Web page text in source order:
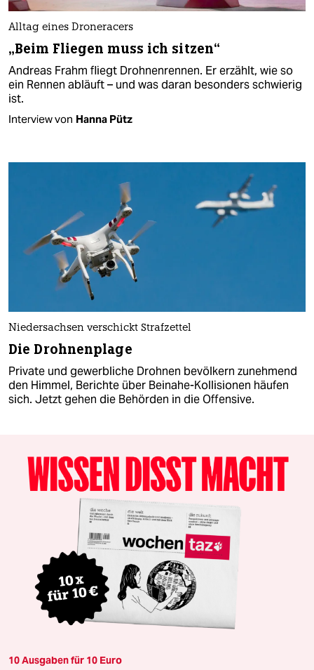
Alltag eines Droneracers
„Beim Fliegen muss ich sitzen“
Andreas Frahm fliegt Drohnenrennen. Er erzählt, wie so
ein Rennen abläuft – und was daran besonders schwierig
ist.
Interview von Hanna Pütz
Niedersachsen verschickt Strafzettel
Die Drohnenplage
Private und gewerbliche Drohnen bevölkern zunehmend
den Himmel, Berichte über Beinahe-Kollisionen häufen
sich. Jetzt gehen die Behörden in die Offensive.
10 Ausgaben für 10 Euro